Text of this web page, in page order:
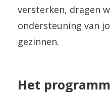
versterken, dragen
ondersteuning van
gezinnen.
Het